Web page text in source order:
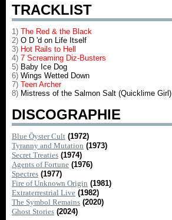
TRACKLIST
1) The Red & the Black
2) O D 'd on Life Itself
3) Hot Rails to Hell
4) 7 Screaming Diz-Busters
5) Baby Ice Dog
6) Wings Wetted Down
7) Teen Archer
8) Mistress of the Salmon Salt (Quicklime Girl)
DISCOGRAPHIE
Blue Öyster Cult (1972)
Tyranny and Mutation (1973)
Secret Treaties (1974)
Agents of Fortune (1976)
Spectres (1977)
Fire of Unknown Origin (1981)
Extraterrestrial Live (1982)
The Symbol Remains (2020)
Ghost Stories (2024)